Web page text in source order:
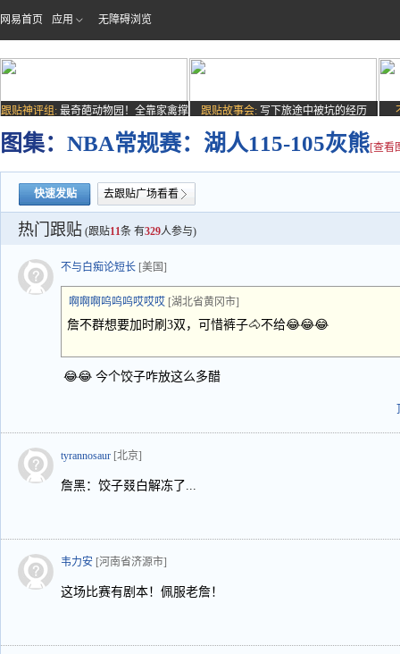
网易首页 应用 无障碍浏览
跟贴神评组: 最奇葩动物园！全靠家禽撑
跟贴故事会: 写下旅途中被坑的经历
图集： NBA常规赛：湖人115-105灰熊[查看
快速发贴 去跟贴广场看看
热门跟贴 (跟贴11条 有329人参与)
不与白痴论短长 [美国]
啊啊啊呜呜呜哎哎哎 [湖北省黄冈市]
詹不群想要加时刷3双，可惜裤子🐴不给😂😂😂
😂😂 今个饺子咋放这么多醋
tyrannosaur [北京]
詹黑：饺子叕白解冻了...
韦力安 [河南省济源市]
这场比赛有剧本！佩服老詹！